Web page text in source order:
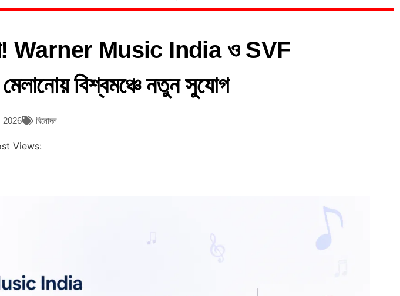
Warner Music India ও SVF
বিশ্বমঞ্চে নতুন সুযোগ
2026 বিনোদন
Views: